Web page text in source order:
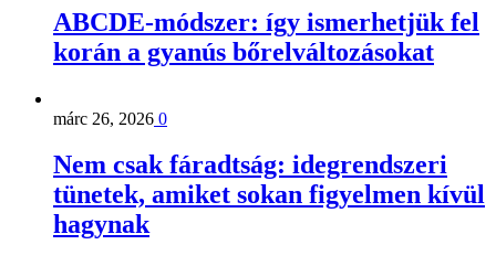
ABCDE‑módszer: így ismerhetjük fel
korán a gyanús bőrelváltozásokat
márc 26, 2026 0
Nem csak fáradtság: idegrendszeri
tünetek, amiket sokan figyelmen kívül
hagynak